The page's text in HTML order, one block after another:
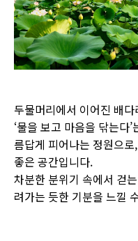
두물머리에서 이어진 배다
‘물을 보고 마음을 닦는다
름답게 피어나는 정원으
좋은 공간입니다.
차분한 분위기 속에서 걷
려가는 듯한 기분을 느낄